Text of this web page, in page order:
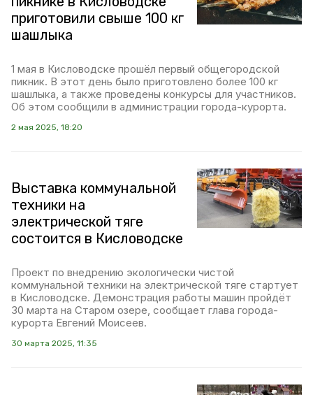
приготовили свыше 100 кг
шашлыка
1 мая в Кисловодске прошёл первый общегородской
пикник. В этот день было приготовлено более 100 кг
шашлыка, а также проведены конкурсы для участников.
Об этом сообщили в администрации города-курорта.
2 мая 2025, 18:20
Выставка коммунальной
техники на
электрической тяге
состоится в Кисловодске
Проект по внедрению экологически чистой
коммунальной техники на электрической тяге стартует
в Кисловодске. Демонстрация работы машин пройдёт
30 марта на Старом озере, сообщает глава города-
курорта Евгений Моисеев.
30 марта 2025, 11:35